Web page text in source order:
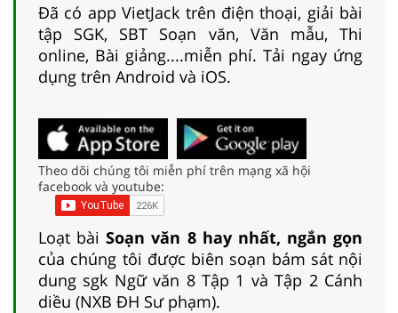
Đã có app VietJack trên điện thoại, giải bài
tập SGK, SBT Soạn văn, Văn mẫu, Thi
online, Bài giảng....miễn phí. Tải ngay ứng
dụng trên Android và iOS.
Theo dõi chúng tôi miễn phí trên mạng xã hội
facebook và youtube:
Loạt bàiSoạn văn 8 hay nhất, ngắn gọn
của chúng tôi được biên soạn bám sát nội
dung sgk Ngữ văn 8 Tập 1 và Tập 2 Cánh
diều (NXB ĐH Sư phạm).